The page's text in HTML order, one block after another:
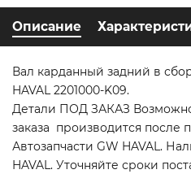
Описание
Вал карданный задний в
HAVAL 2201000-K09.
Детали ПОД ЗАКАЗ
заказа производится после
Автозапчасти GW HAVAL.
HAVAL. Уточняйте сроки